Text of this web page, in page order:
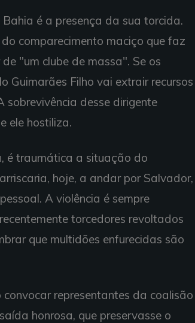
é a presença da sua torcida.
comparecimento maciço que faz
"um clube de massa". Se os
Guimarães Filho vai extrair recursos
desse dirigente
ele hostiliza.
é traumática a situação do
hoje, a andar por Salvador,
A violência é sempre
torcedores revoltados
que multidões enfurecidas são
representantes da coalisão
honrosa, que preservasse o